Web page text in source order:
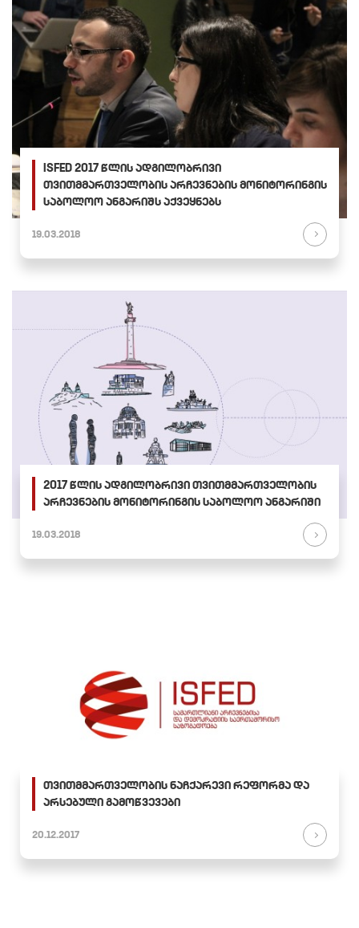
ISFED 2017 წლის ადგილობრივი
თვითმმართველობის არჩევნების მონიტორინგის
საბოლოო ანგარიშს აქვეყნებს
19.03.2018
2017 წლის ადგილობრივი თვითმმართველობის
არჩევნების მონიტორინგის საბოლოო ანგარიში
19.03.2018
თვითმმართველობის ნაჩქარევი რეფორმა და
არსებული გამოწვევები
20.12.2017